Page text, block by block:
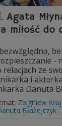
Agata
miłość do
-
relacjach ze
i
Danuta
Zbigniew
Błażejczyk